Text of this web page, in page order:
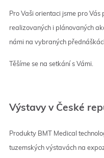
Pro Vaši orientaci jsme pro
realizovaných i plánovaných
námi na vybraných
Těšíme se na setkání s Vámi.
Výstavy v České
Produkty BMT Medical
tuzemských výstavách na